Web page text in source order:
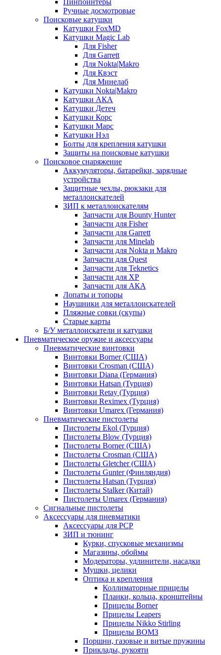
Ручные досмотровые
Поисковые катушки
Катушки FoxMD
Катушки Magic Lab
Для Fisher
Для Garrett
Для Nokta|Makro
Для Квэст
Для Минелаб
Катушки Nokta|Makro
Катушки АКА
Катушки Детеч
Катушки Корс
Катушки Марс
Катушки Нэл
Болты для крепления катушки
Защиты на поисковые катушки
Поисковое снаряжение
Аккумуляторы, батарейки, зарядные
устройства
Защитные чехлы, рюкзаки для
металлоискателей
ЗИП к металлоискателям
Запчасти для Bounty Hunter
Запчасти для Fisher
Запчасти для Garrett
Запчасти для Minelab
Запчасти для Nokta и Makro
Запчасти для Quest
Запчасти для Teknetics
Запчасти для XP
Запчасти для АКА
Лопаты и топоры
Наушники для металлоискателей
Пляжные совки (скупы)
Старые карты
Б/У металлоискатели и катушки
Пневматическое оружие и аксессуары
Пневматические винтовки
Винтовки Borner (США)
Винтовки Crosman (США)
Винтовки Diana (Германия)
Винтовки Hatsan (Турция)
Винтовки Retay (Турция)
Винтовки Reximex (Турция)
Винтовки Umarex (Германия)
Пневматические пистолеты
Пистолеты Ekol (Турция)
Пистолеты Blow (Турция)
Пистолеты Borner (США)
Пистолеты Crosman (США)
Пистолеты Gletcher (США)
Пистолеты Gunter (Финляндия)
Пистолеты Hatsan (Турция)
Пистолеты Stalker (Китай)
Пистолеты Umarex (Германия)
Сигнальные пистолеты
Аксессуары для пневматики
Аксессуары для PCP
ЗИП и тюнинг
Курки, спусковые механизмы
Магазины, обоймы
Модераторы, удлинители, насадки
Мушки, целики
Оптика и крепления
Коллиматорные прицелы
Планки, кольца, кронштейны
Прицелы Borner
Прицелы Leapers
Прицелы Nikko Stirling
Прицелы ВОМЗ
Поршни, газовые и витые пружины
Приклады, рукояти